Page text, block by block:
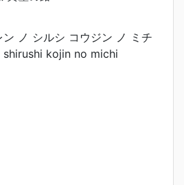
ノ シルシ コウジン ノ ミチ
kojin no michi